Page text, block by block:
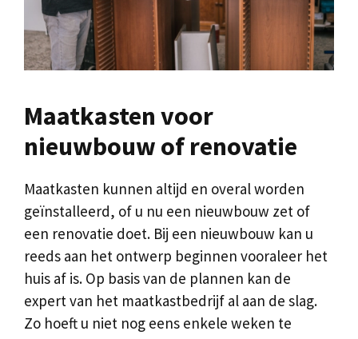
Maatkasten voor
nieuwbouw of renovatie
Maatkasten kunnen altijd en overal worden
geïnstalleerd, of u nu een nieuwbouw zet of
een renovatie doet. Bij een nieuwbouw kan u
reeds aan het ontwerp beginnen vooraleer het
huis af is. Op basis van de plannen kan de
expert van het maatkastbedrijf al aan de slag.
Zo hoeft u niet nog eens enkele weken te